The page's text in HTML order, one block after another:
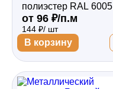
полиэстер RAL 6005
(Зелёный мох)
1500*105*0,5
односторонний
Полукруглый
от 96 ₽/п.м
144 ₽/ шт
В корзину